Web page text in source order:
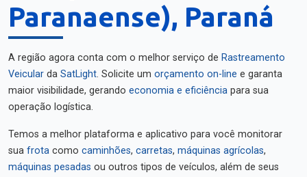
Paranaense), Paraná
A região agora conta com o melhor serviço de Rastreamento
Veicular da SatLight. Solicite um orçamento on-line e garanta
maior visibilidade, gerando economia e eficiência para sua
operação logística.
Temos a melhor plataforma e aplicativo para você monitorar
sua frota como caminhões, carretas, máquinas agrícolas,
máquinas pesadas ou outros tipos de veículos, além de seus